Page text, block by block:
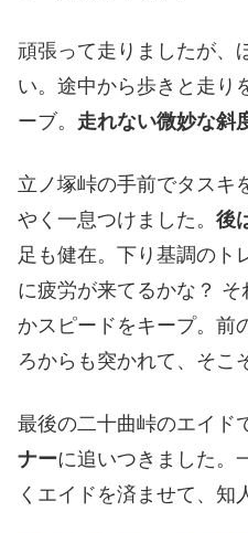
頑張って走りましたが、
い。途中から歩きと走り
ーブ。 走れない微妙な斜
立ノ塚峠の手前でタスキ
やく一息つけました。 後
足も健在。下り基調のト
に疲労が来てるかな？
かスピードをキープ。前
ろからも突かれて、そこ
最後の二十曲峠のエイド
ナーに追いつきました。
くエイドを済ませて、知